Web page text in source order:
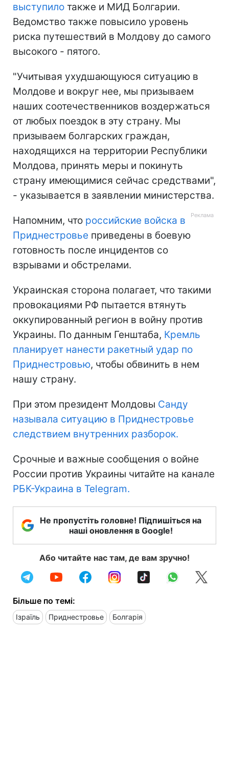
выступило также и МИД Болгарии.
Ведомство также повысило уровень
риска путешествий в Молдову до самого
высокого - пятого.
"Учитывая ухудшающуюся ситуацию в
Молдове и вокруг нее, мы призываем
наших соотечественников воздержаться
от любых поездок в эту страну. Мы
призываем болгарских граждан,
находящихся на территории Республики
Молдова, принять меры и покинуть
страну имеющимися сейчас средствами",
- указывается в заявлении министерства.
Напомним, что российские войска в
Приднестровье приведены в боевую
готовность после инцидентов со
взрывами и обстрелами.
Украинская сторона полагает, что такими
провокациями РФ пытается втянуть
оккупированный регион в войну против
Украины. По данным Генштаба, Кремль
планирует нанести ракетный удар по
Приднестровью, чтобы обвинить в нем
нашу страну.
При этом президент Молдовы Санду
называла ситуацию в Приднестровье
следствием внутренних разборок.
Срочные и важные сообщения о войне
России против Украины читайте на канале
РБК-Украина в Telegram.
Не пропустіть головне! Підпишіться на
наші оновлення в Google!
Або читайте нас там, де вам зручно!
Більше по темі:
Ізраїль Приднестровье Болгарія